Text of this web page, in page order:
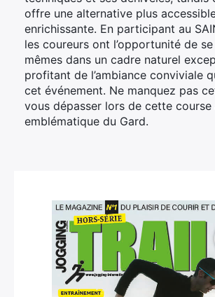
offre une alternative plus
enrichissante. En participant au
les coureurs ont l’opportunité de
mêmes dans un cadre naturel
profitant de l’ambiance conviviale
cet événement. Ne manquez pas
vous dépasser lors de cette course
emblématique du Gard.